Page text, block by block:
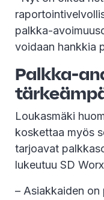
palkka-
voidaan hankkia
Palkka-
Loukasmäki
koskettaa myös
tarjoavat
lukeutuu SD
– Asiakkaiden